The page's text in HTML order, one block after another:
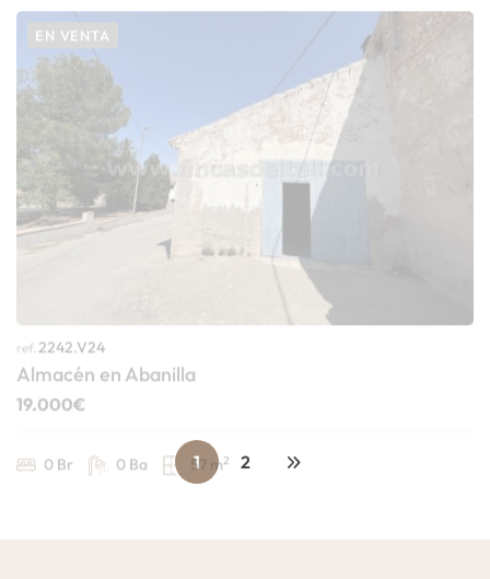
19.000€
0 Br 0 Ba
1 2